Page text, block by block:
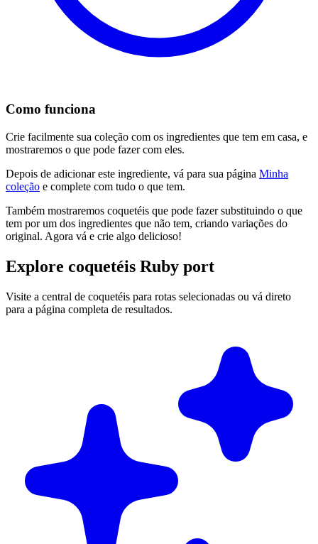
Como funciona
Crie facilmente sua coleção com os ingredientes que tem em casa, e
mostraremos o que pode fazer com eles.
Depois de adicionar este ingrediente, vá para sua página Minha
coleção e complete com tudo o que tem.
Também mostraremos coquetéis que pode fazer substituindo o que
tem por um dos ingredientes que não tem, criando variações do
original. Agora vá e crie algo delicioso!
Explore coquetéis Ruby port
Visite a central de coquetéis para rotas selecionadas ou vá direto
para a página completa de resultados.